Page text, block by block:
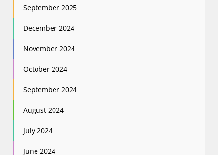
September 2025
December 2024
November 2024
October 2024
September 2024
August 2024
July 2024
June 2024